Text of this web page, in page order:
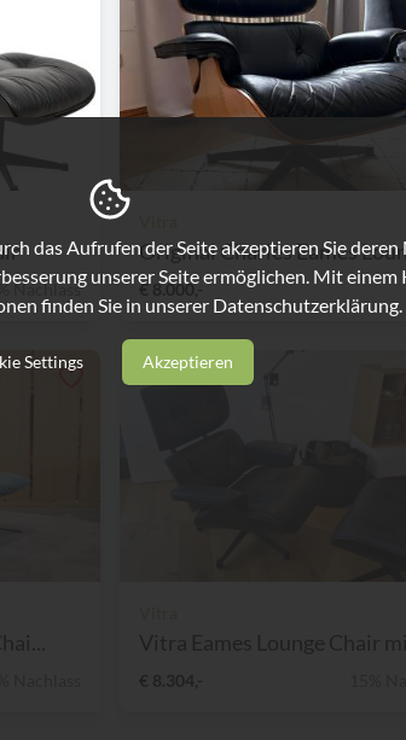
Nachlass
Original Charles Eames
€ 8.000,-
das Aufrufen der Seite akzeptieren Sie
unserer Seite ermöglichen. Mit einem
finden Sie in unserer Datenschutzerklärung.
Settings Akzeptieren